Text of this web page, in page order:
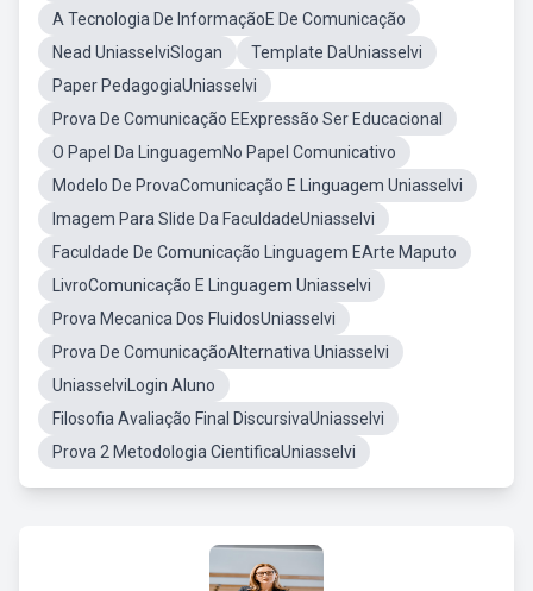
A Tecnologia De InformaçãoE De Comunicação
Nead UniasselviSlogan
Template DaUniasselvi
Paper PedagogiaUniasselvi
Prova De Comunicação EExpressão Ser Educacional
O Papel Da LinguagemNo Papel Comunicativo
Modelo De ProvaComunicação E Linguagem Uniasselvi
Imagem Para Slide Da FaculdadeUniasselvi
Faculdade De Comunicação Linguagem EArte Maputo
LivroComunicação E Linguagem Uniasselvi
Prova Mecanica Dos FluidosUniasselvi
Prova De ComunicaçãoAlternativa Uniasselvi
UniasselviLogin Aluno
Filosofia Avaliação Final DiscursivaUniasselvi
Prova 2 Metodologia CientificaUniasselvi